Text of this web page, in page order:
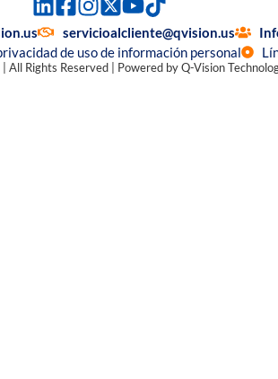
servicioalcliente@qvision.us
de uso de información personal
Rights Reserved | Powered by Q-Vision